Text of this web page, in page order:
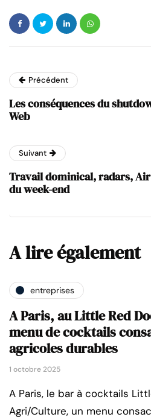
Précédent
Les conséquences du
Web
Suivant
Travail dominical, radars, Air
du week-end
A lire également
entreprises
A Paris, au Little Red
menu de cocktails
agricoles durables
1 octobre 2025
A Paris, le bar à cocktails
Agri/Culture, un menu